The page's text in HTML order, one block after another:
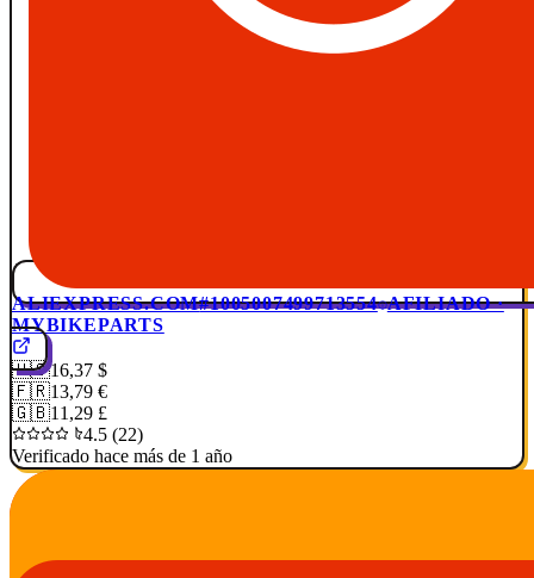
ALIEXPRESS.COM#1005007499713554 AFILIADO ·
MYBIKEPARTS
🇺🇸16,37 $
🇫🇷13,79 €
🇬🇧11,29 £
4.5 (22)
Verificado hace más de 1 año